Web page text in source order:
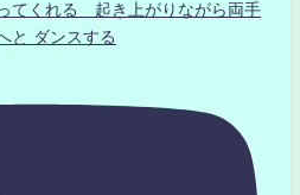
てくれる 起き上がりながら両手
と ダンスする